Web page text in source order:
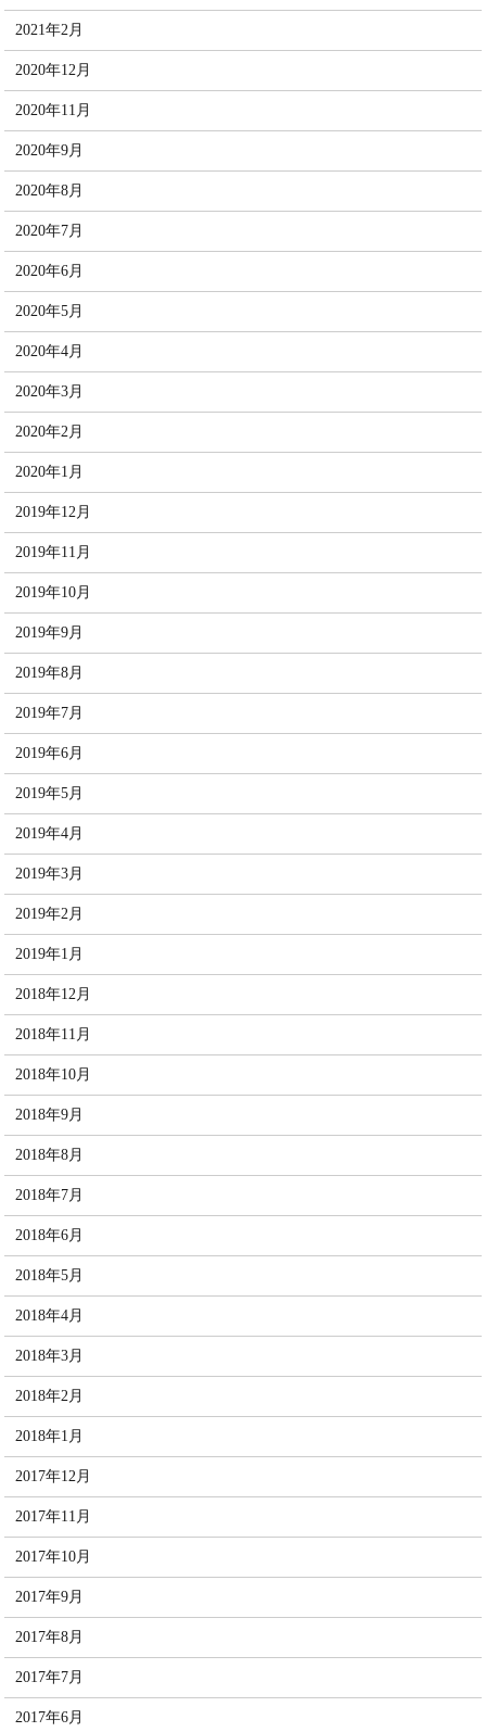
2021年2月
2020年12月
2020年11月
2020年9月
2020年8月
2020年7月
2020年6月
2020年5月
2020年4月
2020年3月
2020年2月
2020年1月
2019年12月
2019年11月
2019年10月
2019年9月
2019年8月
2019年7月
2019年6月
2019年5月
2019年4月
2019年3月
2019年2月
2019年1月
2018年12月
2018年11月
2018年10月
2018年9月
2018年8月
2018年7月
2018年6月
2018年5月
2018年4月
2018年3月
2018年2月
2018年1月
2017年12月
2017年11月
2017年10月
2017年9月
2017年8月
2017年7月
2017年6月